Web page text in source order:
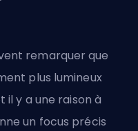
remarquer que
plus lumineux
y a une raison à
un focus précis